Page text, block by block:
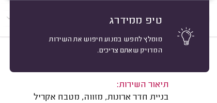
טיפ ממידרג
מומלץ לחפש במנוע חיפוש את השירות
המדויק שאתם צריכים.
בניית רהיטים
אלון אמסלם, קרית ים.
תיאור השירות:
בניית חדר ארונות, מזווה, מטבח אקריל